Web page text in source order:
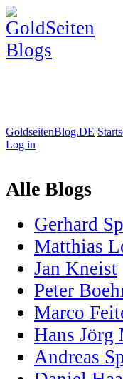
GoldseitenBlog.DE
Log in
Alle Blogs
Gerhard
Matthias
Jan Kneist
Peter
Marco
Hans Jörg
Andreas